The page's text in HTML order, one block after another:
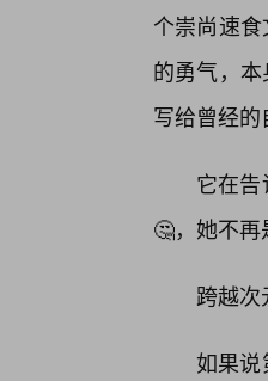
个崇尚速
的勇气，
写给曾经
它在
🤔，她不
跨越
如果